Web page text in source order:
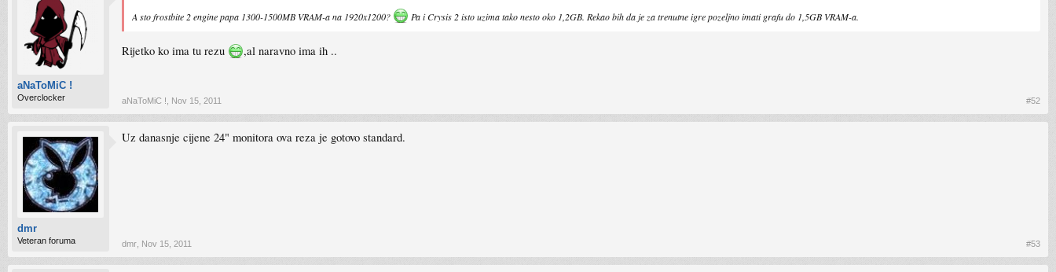
aNaToMiC !
Overclocker
A sto frostbite 2 engine papa 1300-1500MB VRAM-a na 1920x1200? Pa i Crysis 2 isto uzima tako nesto oko 1,2GB. Rekao bih da je za trenutne igre pozeljno imati grafu do 1,5GB VRAM-a.
Rijetko ko ima tu rezu ,al naravno ima ih ..
aNaToMiC ! Nov 15, 2011 #52
dmr
Veteran foruma
Uz danasnje cijene 24" monitora ova reza je gotovo standard.
dmr Nov 15, 2011 #53